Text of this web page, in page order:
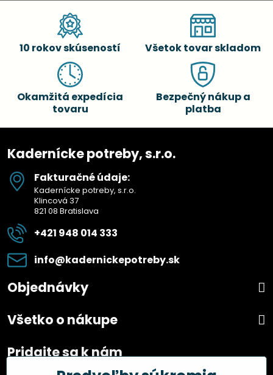
10 rokov skúseností Všetok tovar skladom
Okamžitá expedícia
tovaru
Bezpečný nákup a
platba
Kadernícke potreby, s.r.o.
Fakturačné údaje:
Kadernícke potreby, s.r.o.
Klincová 37
821 08 Bratislava
+421 948 014 333
info​@kadernickepotreby​.sk
Objednávky
Všetko o nákupe
Pridajte sa k nám